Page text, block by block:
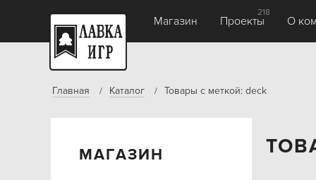
Магазин Проекты
218
О
Главная Каталог Товары с меткой: deck
МАГАЗИН